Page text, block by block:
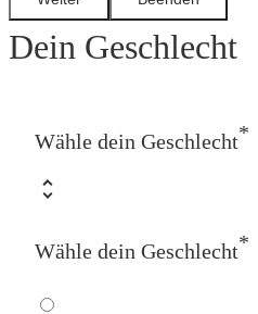
Dein Geschlecht
Wähle dein Geschlecht*
Wähle dein Geschlecht*